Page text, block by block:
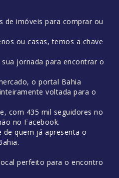
de imóveis para comprar ou
ou casas, temos a chave
jornada para encontrar o
o portal Bahia
voltada para o
com 435 mil seguidores no
no Facebook.
de quem já apresenta o
perfeito para o encontro